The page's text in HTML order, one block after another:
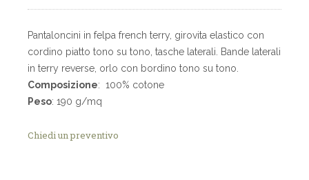
Pantaloncini in felpa french terry, girovita elastico con
cordino piatto tono su tono, tasche laterali. Bande laterali
in terry reverse, orlo con bordino tono su tono.
Composizione: 100% cotone
Peso: 190 g/mq
Chiedi un preventivo